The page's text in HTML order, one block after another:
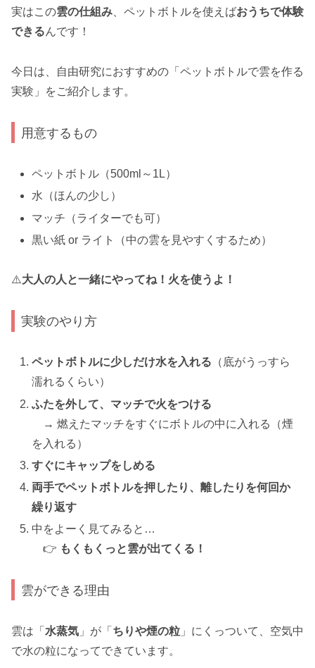
実はこの雲の仕組み 、ペットボトルを使えばおうちで体験
できるんです！
今日は、自由研究におすすめの「ペットボトルで雲を作る
実験」をご紹介します。
用意するもの
ペットボトル（500ml～1L）
水（ほんの少し）
マッチ（ライターでも可）
黒い紙 or ライト（中の雲を見やすくするため）
⚠️大人の人と一緒にやってね！火を使うよ！
実験のやり方
ペットボトルに少しだけ水を入れる （底がうっすら
濡れるくらい）
ふたを外して、マッチで火をつける
→ 燃えたマッチをすぐにボトルの中に入れる（煙
を入れる）
すぐにキャップをしめる
両手でペットボトルを押したり、離したりを何回か
繰り返す
中をよーく見てみると…
👉 もくもくっと雲が出てくる！
雲ができる理由
雲は「 水蒸気 」が「 ちりや煙の粒 」にくっついて、空気中
で水の粒になってできています。